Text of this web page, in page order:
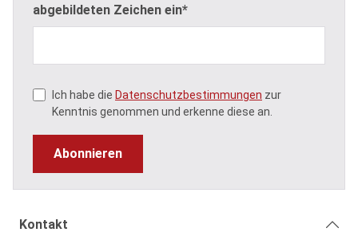
abgebildeten Zeichen ein*
Ich habe die Datenschutzbestimmungen zur
Kenntnis genommen und erkenne diese an.
Abonnieren
Kontakt